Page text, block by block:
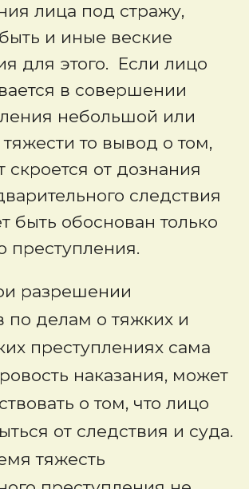
лица под стражу,
и иные веские
для этого. Если лицо
в совершении
небольшой или
то вывод о том,
скроется от дознания
следствия
быть обоснован только
преступления.
разрешении
по делам о тяжких и
преступлениях сама
наказания, может
о том, что лицо
от следствия и суда.
тяжесть